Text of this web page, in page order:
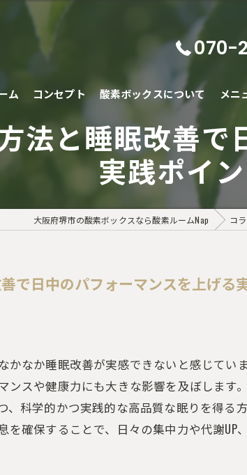
070-
ム コンセプト 酸素ボックスについて メニ
法と睡眠改善
実践ポイ
大阪府堺市の酸素ボックスなら酸素ルームNap コ
で日中のパフォーマンスを上げる
かなか睡眠改善が実感できないと感じて
スや健康力にも大きな影響を及ぼします
、科学的かつ実践的な高品質な眠りを得
確保することで、日々の集中力や代謝UP